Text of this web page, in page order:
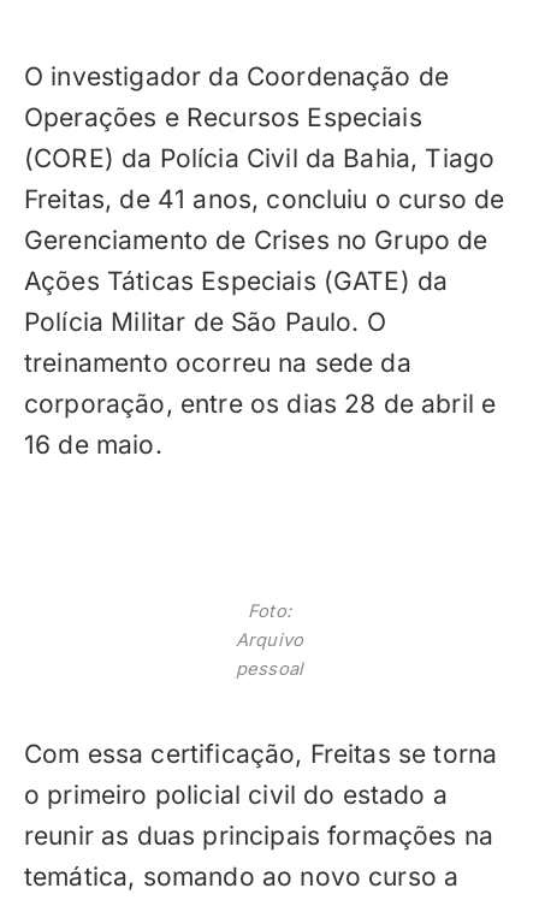
O investigador da Coordenação de
Operações e Recursos Especiais
(CORE) da Polícia Civil da Bahia, Tiago
Freitas, de 41 anos, concluiu o curso de
Gerenciamento de Crises no Grupo de
Ações Táticas Especiais (GATE) da
Polícia Militar de São Paulo. O
treinamento ocorreu na sede da
corporação, entre os dias 28 de abril e
16 de maio.
Foto:
Arquivo
pessoal
Com essa certificação, Freitas se torna
o primeiro policial civil do estado a
reunir as duas principais formações na
temática, somando ao novo curso a